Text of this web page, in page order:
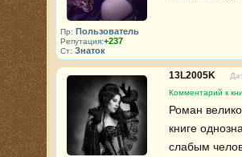
Пр: Пользователь
Репутация:+237
Ст: Знаток
13L2005K
Комментарий к
Роман
книге
слабым